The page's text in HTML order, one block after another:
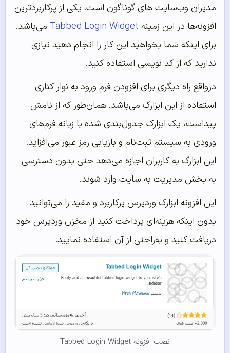
مدیران وب‌سایت های گوناگون است. یکی از پرکاربردترین
افزونه‌ها در این زمینه Tabbed Login Widget می‌باشد.
برای اینکه شما بخواهید این کار را انجام دهید نیازی
ندارید که از کد نویسی استفاده کنید.
درواقع راه دیگری برای افزودن فرم ورود به نوار کناری
استفاده از این ابزارک می‌باشد. همان‌طور که از نامش
پیداست، یک ابزارک جدول‌بندی شده با زبانه فرم‌های
ورودی به سیستم ثبت‌نام و بازیابی رمز عبور می‌افزاید.
این ابزارک به کاربران اجازه می‌دهد حتی بدون دسترسی
به بخش مدیریت به سایت وارد شوند.
این افزونه ابزارک وردپرس پرکاربرد و مفید را می‌توانید
بدون اینکه هزینه‌ای پرداخت کنید از مخزن وردپرس خود
دریافت کنید و به‌راحتی از آن استفاده نمایید.
نصب افزونه Tabbed Login Widget